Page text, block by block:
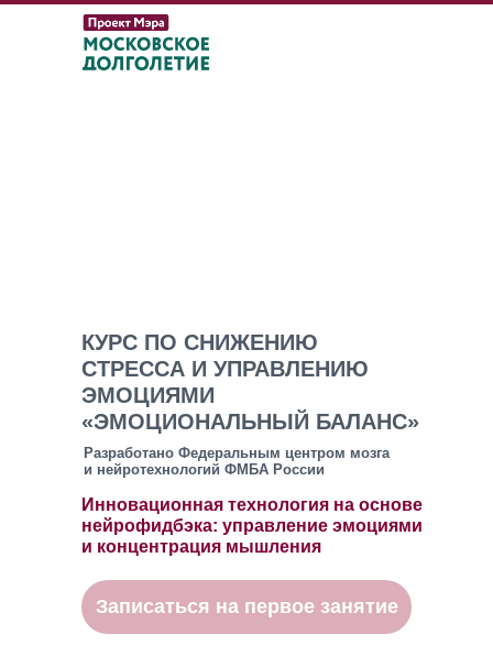
КУРС ПО СНИЖЕНИЮ
СТРЕССА И УПРАВЛЕНИЮ
ЭМОЦИЯМИ
«ЭМОЦИОНАЛЬНЫЙ БАЛАНС»
Записаться на первое занятие
Разработано Федеральным центром мозга
и нейротехнологий ФМБА России
Инновационная технология на основе
нейрофидбэка: управление эмоциями
и концентрация мышления